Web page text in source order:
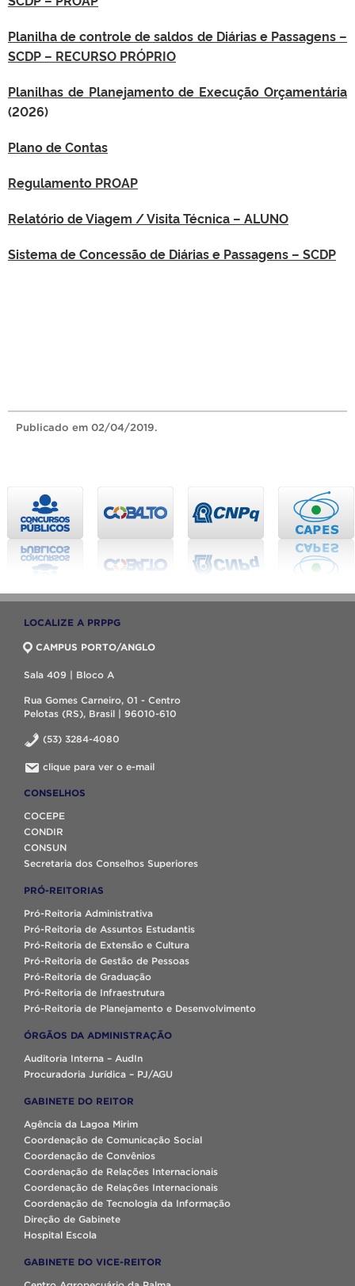
Planilha de controle de saldos de Diárias e Passagens –
SCDP – RECURSO PRÓPRIO
Planilhas de Planejamento de Execução Orçamentária
(2026)
Plano de Contas
Regulamento PROAP
Relatório de Viagem / Visita Técnica – ALUNO
Sistema de Concessão de Diárias e Passagens – SCDP
Publicado em 02/04/2019.
LOCALIZE A PRPPG
CAMPUS PORTO/ANGLO
Sala 409 | Bloco A
Rua Gomes Carneiro, 01 - Centro
Pelotas (RS), Brasil | 96010-610
(53) 3284-4080
clique para ver o e-mail
CONSELHOS
COCEPE
CONDIR
CONSUN
Secretaria dos Conselhos Superiores
PRÓ-REITORIAS
Pró-Reitoria Administrativa
Pró-Reitoria de Assuntos Estudantis
Pró-Reitoria de Extensão e Cultura
Pró-Reitoria de Gestão de Pessoas
Pró-Reitoria de Graduação
Pró-Reitoria de Infraestrutura
Pró-Reitoria de Planejamento e Desenvolvimento
ÓRGÃOS DA ADMINISTRAÇÃO
Auditoria Interna – AudIn
Procuradoria Jurídica – PJ/AGU
GABINETE DO REITOR
Agência da Lagoa Mirim
Coordenação de Comunicação Social
Coordenação de Convênios
Coordenação de Relações Internacionais
Coordenação de Relações Internacionais
Coordenação de Tecnologia da Informação
Direção de Gabinete
Hospital Escola
GABINETE DO VICE-REITOR